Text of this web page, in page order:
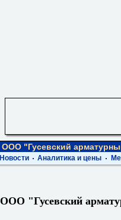
ООО "Гусевский
Новости Аналитика и цены
ООО "Гусевский